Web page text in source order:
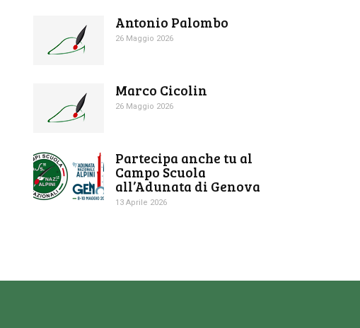
Antonio Palombo
26 Maggio 2026
Marco Cicolin
26 Maggio 2026
Partecipa anche tu al
Campo Scuola
all’Adunata di Genova
13 Aprile 2026